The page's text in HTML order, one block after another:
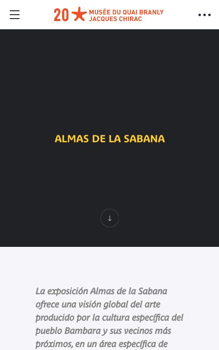
ALMAS DE LA SABANA
La exposición Almas de la Sabana
ofrece una visión global del arte
producido por la cultura específica del
pueblo Bambara y sus vecinos más
próximos, en un área específica de